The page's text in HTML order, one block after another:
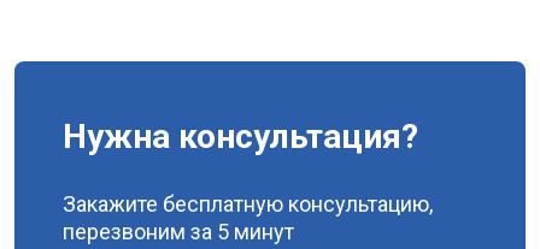
Нужна консультация?
Закажите бесплатную консультацию,
перезвоним за 5 минут